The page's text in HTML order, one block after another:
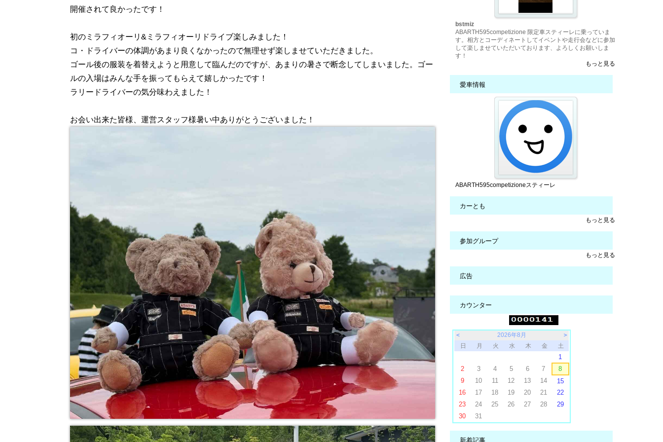
開催されて良かったです！
初のミラフィオーリ&ミラフィオーリドライブ楽しみました！
コ・ドライバーの体調があまり良くなかったので無理せず楽しませていただきました。
ゴール後の服装を着替えようと用意して臨んだのですが、あまりの暑さで断念してしまいました。ゴー
ルの入場はみんな手を振ってもらえて嬉しかったです！
ラリードライバーの気分味わえました！
お会い出来た皆様、運営スタッフ様暑い中ありがとうございました！
bstmiz
ABARTH595competizione 限定車スティーレに乗っていま
す。相方とコーディネートしてイベントや走行会などに参加
して楽しませていただいております、よろしくお願いしま
す！
もっと見る
愛車情報
ABARTH595competizioneスティーレ
カーとも
もっと見る
参加グループ
もっと見る
広告
カウンター
＜ 2026年8月
＞
日
月 火 水 木 金 土
1
2
3 4 5 6 7
8
9
10 11 12 13 14
15
16
17 18 19 20 21
22
23
24 25 26 27 28
29
30
31
新着記事